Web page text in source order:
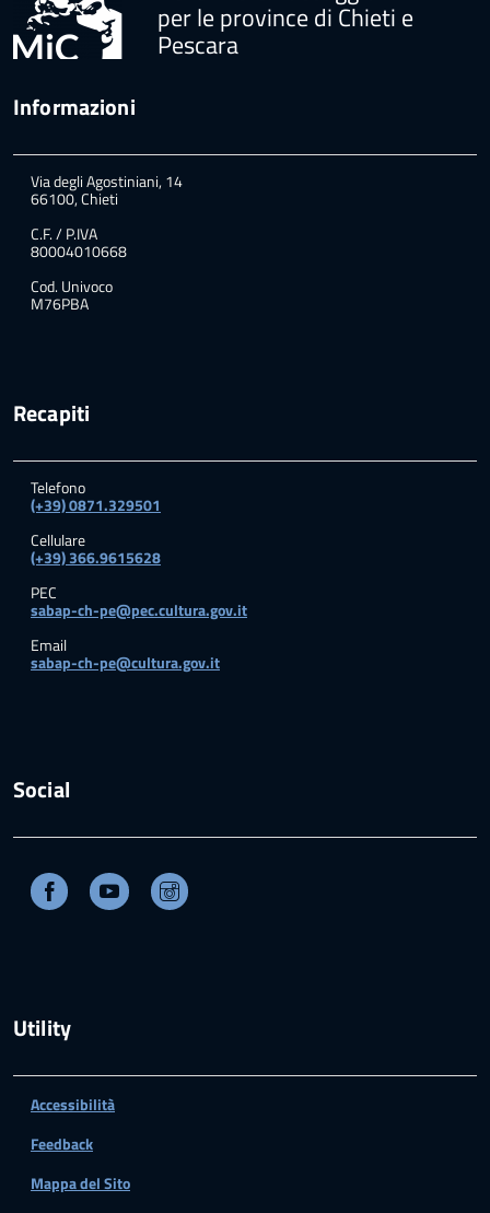
per le province di Chieti e
Pescara
Informazioni
Via degli Agostiniani, 14
66100, Chieti
C.F. / P.IVA
80004010668
Cod. Univoco
M76PBA
Recapiti
Telefono
(+39) 0871.329501
Cellulare
(+39) 366.9615628
PEC
sabap-ch-pe@pec.cultura.gov.it
Email
sabap-ch-pe@cultura.gov.it
Social
Facebook Youtube
Utility
Accessibilità
Feedback
Mappa del Sito